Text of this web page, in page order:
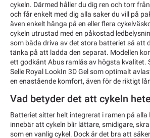
cykeln. Därmed håller du dig ren och torr
och får enkelt med dig alla saker du vill på
även enkelt hänga på en eller flera
cykeln utrustad med en påkostad
som båda driva av det stora batteriet så att
tänka på att ladda den separat. Modellen
ett godkänt Abus ramlås av högsta kvalitet.
Selle Royal LookIn 3D Gel som optimalt
en enastående komfort, även för de riktigt
Vad betyder det att cykeln
Batteriet sitter helt integrerat i ramen på alla
innebär att cykeln blir lättare, smidigare,
som en vanlig cykel. Dock är det bra att